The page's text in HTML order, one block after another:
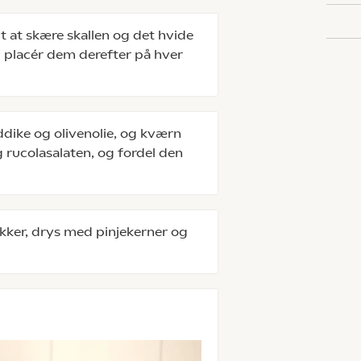
at skære skallen og det hvide
dem derefter på hver
og olivenolie, og kværn
rucolasalaten, og fordel den
drys med pinjekerner og